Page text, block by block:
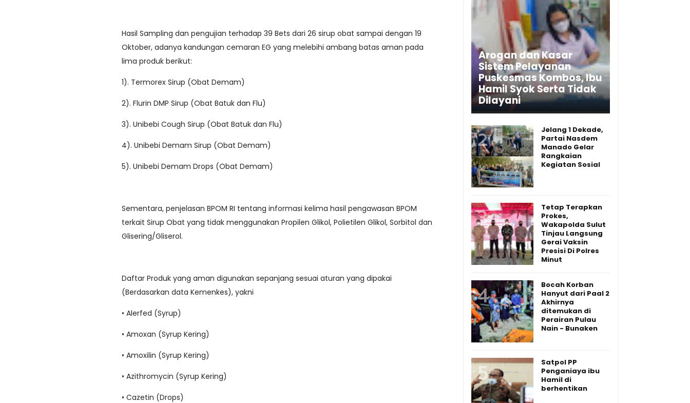
Hasil Sampling dan pengujian terhadap 39 Bets dari 26 sirup obat sampai dengan 19
Oktober, adanya kandungan cemaran EG yang melebihi ambang batas aman pada
lima produk berikut:
1). Termorex Sirup (Obat Demam)
2). Flurin DMP Sirup (Obat Batuk dan Flu)
3). Unibebi Cough Sirup (Obat Batuk dan Flu)
4). Unibebi Demam Sirup (Obat Demam)
5). Unibebi Demam Drops (Obat Demam)
Sementara, penjelasan BPOM RI tentang informasi kelima hasil pengawasan BPOM
terkait Sirup Obat yang tidak menggunakan Propilen Glikol, Polietilen Glikol, Sorbitol dan
Glisering/Gliserol.
Daftar Produk yang aman digunakan sepanjang sesuai aturan yang dipakai
(Berdasarkan data Kemenkes), yakni
• Alerfed (Syrup)
• Amoxan (Syrup Kering)
• Amoxilin (Syrup Kering)
• Azithromycin (Syrup Kering)
• Cazetin (Drops)
Arogan dan Kasar
Sistem Pelayanan
Puskesmas Kombos, Ibu
Hamil Syok Serta Tidak
Dilayani
Jelang 1 Dekade,
Partai Nasdem
Manado Gelar
Rangkaian
Kegiatan Sosial
Tetap Terapkan
Prokes,
Wakapolda Sulut
Tinjau Langsung
Gerai Vaksin
Presisi Di Polres
Minut
Bocah Korban
Hanyut dari Paal 2
Akhirnya
ditemukan di
Perairan Pulau
Nain - Bunaken
Satpol PP
Penganiaya ibu
Hamil di
berhentikan